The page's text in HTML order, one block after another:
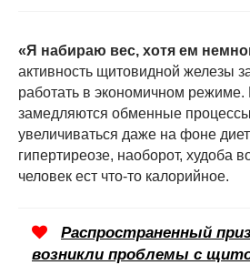
«Я набираю вес, хотя ем
активность щитовидной железы
работать в экономичном режиме.
замедляются обменные
увеличиваться даже на фоне
гипертиреозе, наоборот, худоба
человек ест что-то калорийное.
Распространенный
возникли проблемы с